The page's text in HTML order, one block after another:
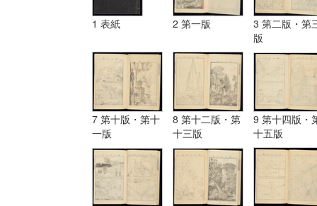
1 表紙 2 第一版
3 第二版・第
版
7 第十版・第十
一版
8 第十二版・第
十三版
9 第十四版・
十五版